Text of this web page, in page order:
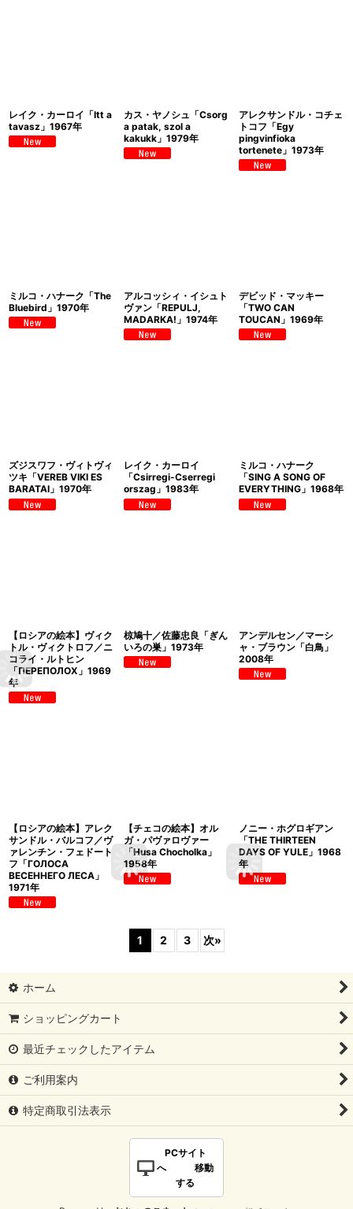
レイク・カーロイ「Itt a
tavasz」1967年
カス・ヤノシュ「Csorg
a patak, szol a
kakukk」1979年
アレクサンドル・コチェ
トコフ「Egy
pingvinfioka
tortenete」1973年
ミルコ・ハナーク「The
Bluebird」1970年
アルコッシィ・イシュト
ヴァン「REPULJ,
MADARKA!」1974年
デビッド・マッキー
「TWO CAN
TOUCAN」1969年
ズジスワフ・ヴィトヴィ
ツキ「VEREB VIKI ES
BARATAI」1970年
レイク・カーロイ
「Csirregi-Cserregi
orszag」1983年
ミルコ・ハナーク
「SING A SONG OF
EVERYTHING」1968年
【ロシアの絵本】ヴィク
トル・ヴィクトロフ／ニ
コライ・ルトヒン
「ПЕРЕПОЛОХ」1969
年
椋鳩十／佐藤忠良「ぎん
いろの巣」1973年
アンデルセン／マーシ
ャ・ブラウン「白鳥」
2008年
【ロシアの絵本】アレク
サンドル・バルコフ／ヴ
ァレンチン・フェドート
フ「ГОЛОСА
ВЕСЕННЕГО ЛЕСА」
1971年
【チェコの絵本】オル
ガ・パヴァロヴァー
「Husa Chocholka」
1958年
ノニー・ホグロギアン
「THE THIRTEEN
DAYS OF YULE」1968
年
1 2 3 次»
ホーム
ショッピングカート
最近チェックしたアイテム
ご利用案内
特定商取引法表示
PCサイト
へ 移動
する